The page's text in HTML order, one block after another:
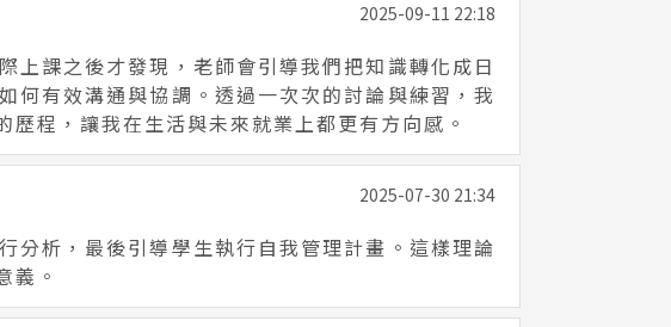
2025-09-11 22:18
上課之後才發現，老師會引導我們把知識轉化成日
何有效溝通與協調。透過一次次的討論與練習，我
程，讓我在生活與未來就業上都更有方向感。
2025-07-30 21:34
分析，最後引導學生執行自我管理計畫。這樣理論
義。